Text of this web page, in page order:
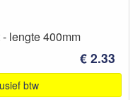
lengte 400mm
€ 2.33
btw